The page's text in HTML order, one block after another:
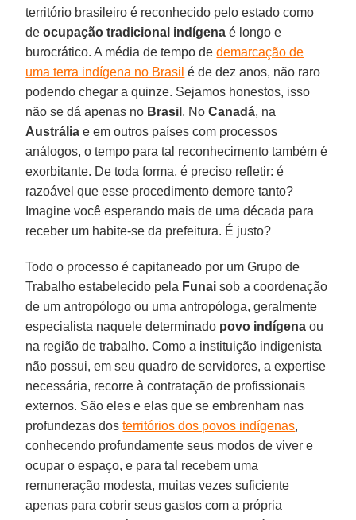
território brasileiro é reconhecido pelo estado como
deocupação tradicional indígena é longo e
burocrático. A média de tempo dedemarcação de
uma terra indígena no Brasil é de dez anos, não raro
podendo chegar a quinze. Sejamos honestos, isso
não se dá apenas no Brasil . NoCanadá, na
Austrália e em outros países com processos
análogos, o tempo para tal reconhecimento também é
exorbitante. De toda forma, é preciso refletir: é
razoável que esse procedimento demore tanto?
Imagine você esperando mais de uma década para
receber um habite-se da prefeitura. É justo?
Todo o processo é capitaneado por um Grupo de
Trabalho estabelecido pela Funai sob a coordenação
de um antropólogo ou uma antropóloga, geralmente
especialista naquele determinado povo indígena ou
na região de trabalho. Como a instituição indigenista
não possui, em seu quadro de servidores, a expertise
necessária, recorre à contratação de profissionais
externos. São eles e elas que se embrenham nas
profundezas dos territórios dos povos indígenas,
conhecendo profundamente seus modos de viver e
ocupar o espaço, e para tal recebem uma
remuneração modesta, muitas vezes suficiente
apenas para cobrir seus gastos com a própria